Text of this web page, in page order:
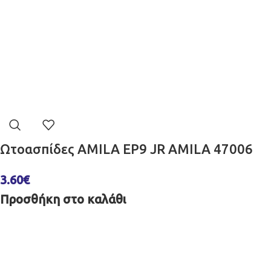
Ωτοασπίδες AMILA EP9 JR AMILA 47006
3.60€
Προσθήκη στο καλάθι